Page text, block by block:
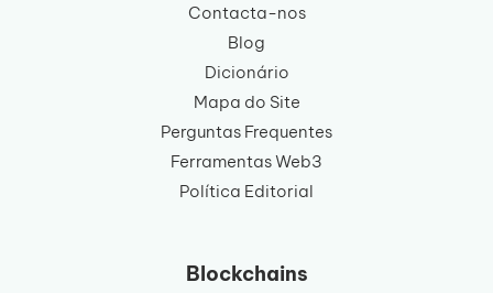
Contacta-nos
Blog
Dicionário
Mapa do Site
Perguntas Frequentes
Ferramentas Web3
Política Editorial
Blockchains